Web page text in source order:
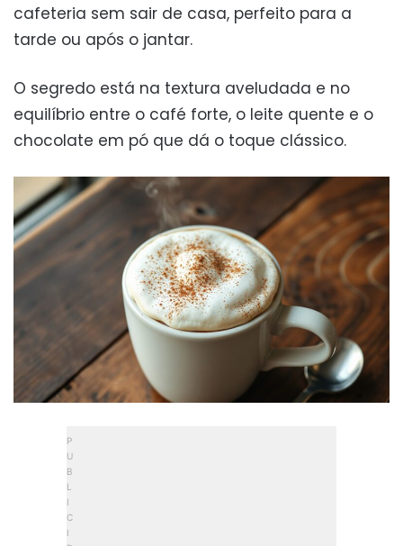
cafeteria sem sair de casa, perfeito para a
tarde ou após o jantar.
O segredo está na textura aveludada e no
equilíbrio entre o café forte, o leite quente e o
chocolate em pó que dá o toque clássico.